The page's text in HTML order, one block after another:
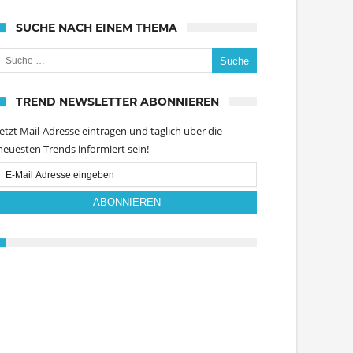
SUCHE NACH EINEM THEMA
nach:
TREND NEWSLETTER ABONNIEREN
Mail-Adresse eintragen und täglich über die
Trends informiert sein!
ABONNIEREN